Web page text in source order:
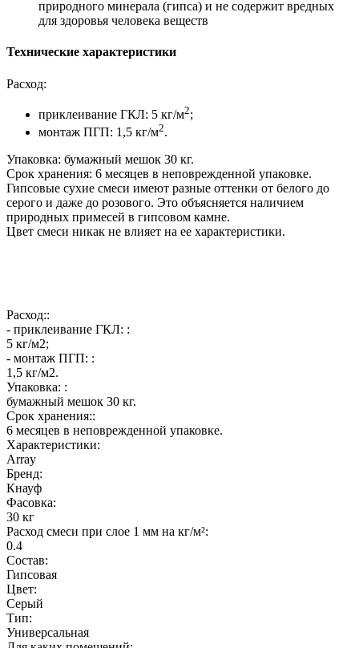
природного минерала (гипса) и не содержит вредных
для здоровья человека веществ
Технические характеристики
Расход:
приклеивание ГКЛ: 5 кг/м2;
монтаж ПГП: 1,5 кг/м2.
Упаковка: бумажный мешок 30 кг.
Срок хранения: 6 месяцев в неповрежденной упаковке.
Гипсовые сухие смеси имеют разные оттенки от белого до
серого и даже до розового. Это объясняется наличием
природных примесей в гипсовом камне.
Цвет смеси никак не влияет на ее характеристики.
Расход::
- приклеивание ГКЛ: :
5 кг/м2;
- монтаж ПГП: :
1,5 кг/м2.
Упаковка: :
бумажный мешок 30 кг.
Срок хранения::
6 месяцев в неповрежденной упаковке.
Характеристики:
Array
Бренд:
Кнауф
Фасовка:
30 кг
Расход смеси при слое 1 мм на кг/м²:
0.4
Состав:
Гипсовая
Цвет:
Серый
Тип:
Универсальная